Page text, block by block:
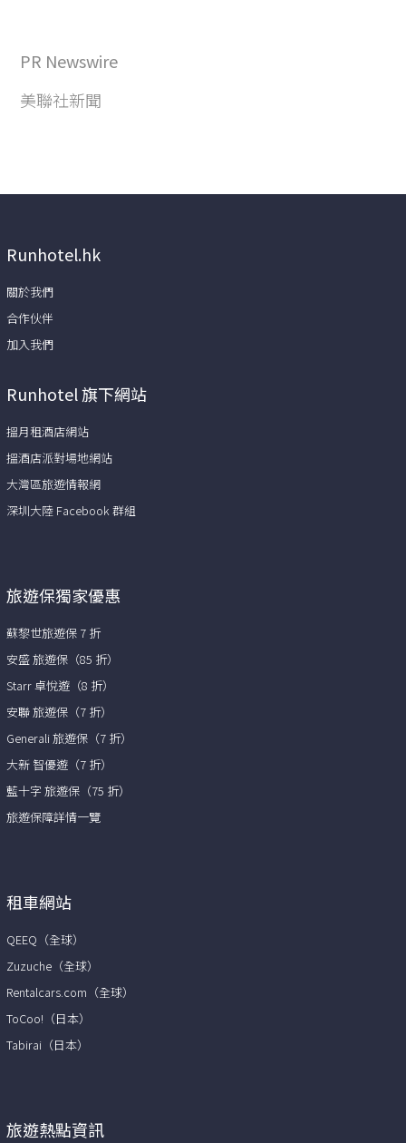
PR Newswire
美聯社新聞
Runhotel.hk
關於我們
合作伙伴
加入我們
Runhotel 旗下網站
搵月租酒店網站
搵酒店派對場地網站
大灣區旅遊情報網
深圳大陸 Facebook 群組
旅遊保獨家優惠
蘇黎世旅遊保 7 折
安盛 旅遊保（85 折）
Starr 卓悅遊（8 折）
安聯 旅遊保（7 折）
Generali 旅遊保（7 折）
大新 智優遊（7 折）
藍十字 旅遊保（75 折）
旅遊保障詳情一覽
租車網站
QEEQ（全球）
Zuzuche（全球）
Rentalcars.com（全球）
ToCoo!（日本）
Tabirai（日本）
旅遊熱點資訊